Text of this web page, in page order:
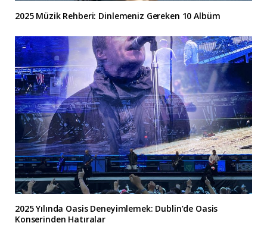
2025 Müzik Rehberi: Dinlemeniz Gereken 10 Albüm
2025 Yılında Oasis Deneyimlemek: Dublin’de Oasis
Konserinden Hatıralar